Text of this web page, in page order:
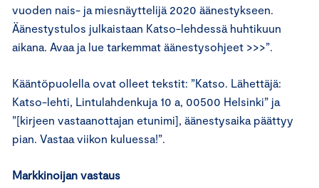
vuoden nais- ja miesnäyttelijä 2020 äänestykseen.
Äänestystulos julkaistaan Katso-lehdessä huhtikuun
aikana. Avaa ja lue tarkemmat äänestysohjeet >>>”.
Kääntöpuolella ovat olleet tekstit: ”Katso. Lähettäjä:
Katso-lehti, Lintulahdenkuja 10 a, 00500 Helsinki” ja
”[kirjeen vastaanottajan etunimi], äänestysaika päättyy
pian. Vastaa viikon kuluessa!”.
Markkinoijan vastaus